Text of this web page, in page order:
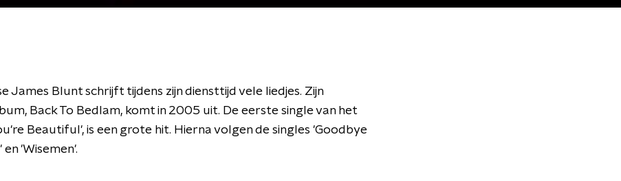
James Blunt schrijft tijdens zijn diensttijd vele liedjes. Zijn
Back To Bedlam, komt in 2005 uit. De eerste single van het
Beautiful', is een grote hit. Hierna volgen de singles 'Goodbye
'Wisemen'.